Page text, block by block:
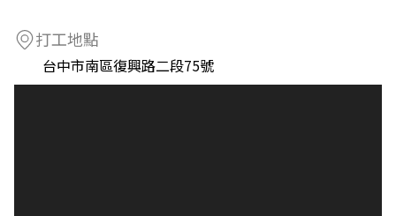
打工地點
台中市南區復興路二段75號